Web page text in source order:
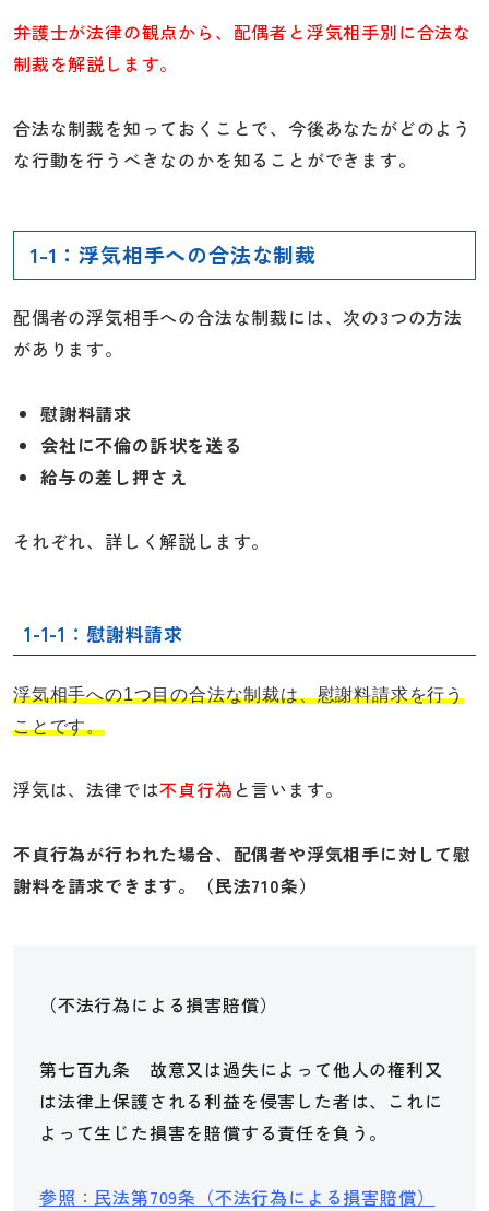
弁護士が法律の観点から、配偶者と浮気相手別に合法な
制裁を解説します。
合法な制裁を知っておくことで、今後あなたがどのよう
な行動を行うべきなのかを知ることができます。
1-1：浮気相手への合法な制裁
配偶者の浮気相手への合法な制裁には、次の3つの方法
があります。
慰謝料請求
会社に不倫の訴状を送る
給与の差し押さえ
それぞれ、詳しく解説します。
1-1-1：慰謝料請求
浮気相手への1つ目の合法な制裁は、慰謝料請求を行う
ことです。
浮気は、法律では不貞行為 と言います。
不貞行為が行われた場合、配偶者や浮気相手に対して慰
謝料を請求できます。（民法710条）
（不法行為による損害賠償）
第七百九条 故意又は過失によって他人の権利又
は法律上保護される利益を侵害した者は、これに
よって生じた損害を賠償する責任を負う。
参照：民法第709条（不法行為による損害賠償）